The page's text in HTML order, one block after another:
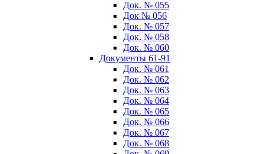
Док. № 055
Док № 056
Док. № 057
Док. № 058
Док. № 060
Документы 61-91
Док. № 061
Док. № 062
Док. № 063
Док. № 064
Док. № 065
Док. № 066
Док. № 067
Док. № 068